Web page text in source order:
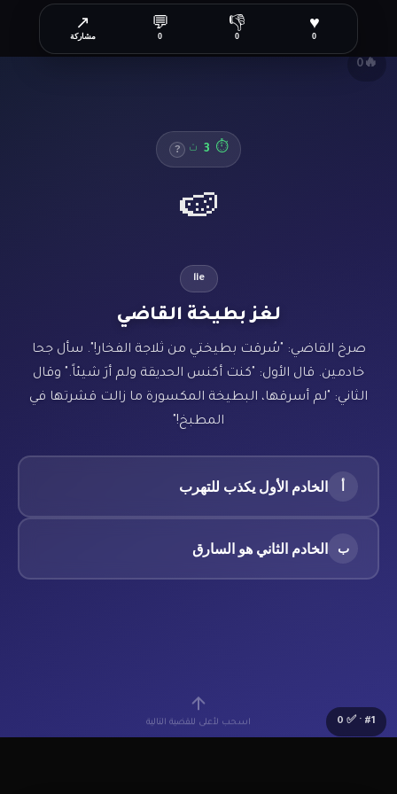
⏱
3 ث ?
🍉
lie
لغز بطيخة القاضي
صرخ القاضي: "سُرقت بطيختي من ثلاجة الفخار!". سأل جحا
خادمين. قال الأول: "كنت أكنس الحديقة ولم أرَ شيئاً." وقال
الثاني: "لم أسرقها، البطيخة المكسورة ما زالت قشرتها في
المطبخ!"
الخادم الأول يكذب للتهرب
ب الخادم الثاني هو السارق
اسحب لأعلى للقضية التالية #1
· ✅
0
🔥
0
♥
0
👎
0
💬
0
↗
مشاركة